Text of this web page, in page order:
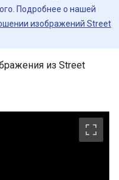
Подробнее о нашей
изображений Street
из Street